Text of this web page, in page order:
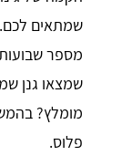
שמתאים לכם.
מספר
שמצאו גנן
מומלץ?
פלוס.